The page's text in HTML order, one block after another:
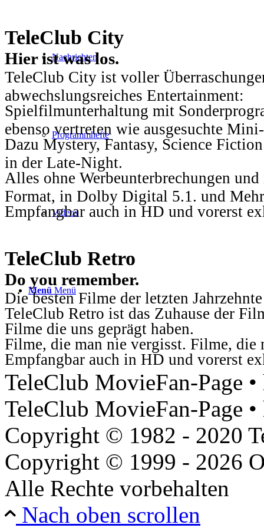
Nachrichten
Programmhefte
Videos
Menü Menü
TeleClub City
Hier ist was los.
TeleClub City ist voller
abwechslungsreiches Entertainment:
Spielfilmunterhaltung mit
ebenso vertreten wie ausgesuchte
Dazu Mystery, Fantasy, Science
in der Late-Night.
Alles ohne Werbeunterbrechungen
Format, in Dolby Digital 5.1. und
Empfangbar auch in HD und vorerst
TeleClub Retro
Do you remember.
Die besten Filme der letzten
TeleClub Retro ist das Zuhause der
Filme die uns geprägt haben.
Filme, die man nie vergisst. Filme, die
Empfangbar auch in HD und vorerst
TeleClub MovieFan-Page
TeleClub MovieFan-Page
Copyright © 1982 - 2020
Copyright © 1999 - 2026
Alle Rechte vorbehalten
Nach oben scrollen